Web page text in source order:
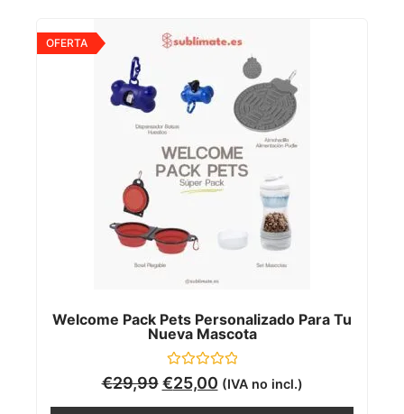
Welcome Pack Pets Personalizado Para Tu
Nueva Mascota
Valorado
con
OFERTA
€29,99 €25,00 (IVA no incl.)